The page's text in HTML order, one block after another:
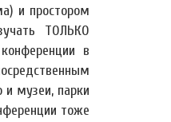
и простором
ТОЛЬКО
в
и музеи, парки
тоже